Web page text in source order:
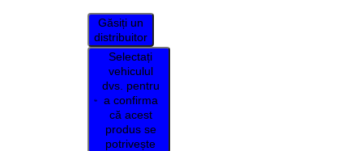
Găsiți un
distribuitor
Selectați
vehiculul
dvs. pentru
a confirma
că acest
produs se
potrivește